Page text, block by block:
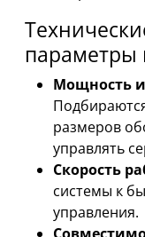
параметры
Мощность
размеров
управлять
Скорость
системы к
управления.